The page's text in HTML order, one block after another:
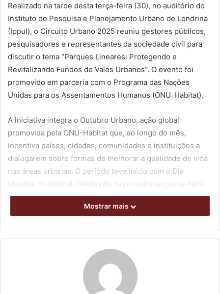
Realizado na tarde desta terça-feira (30), no auditório do
Instituto de Pesquisa e Planejamento Urbano de Londrina
(Ippul), o Circuito Urbano 2025 reuniu gestores públicos,
pesquisadores e representantes da sociedade civil para
discutir o tema “Parques Lineares: Protegendo e
Revitalizando Fundos de Vales Urbanos”. O evento foi
promovido em parceria com o Programa das Nações
Unidas para os Assentamentos Humanos (ONU-Habitat).
A iniciativa integra o Outubro Urbano, ação global
promovida pela ONU-Habitat que, ao longo do mês,
incentiva países, cidades, comunidades e instituições a
dialogarem sobre formas de melhorar a qualidade de vida
nas áreas urbanas. O período teve início com o Dia
Mundial do Habitat, celebrado na primeira segunda-feira
de outubro, e se encerra com o Dia Mundial das Cidades,
Mostrar mais